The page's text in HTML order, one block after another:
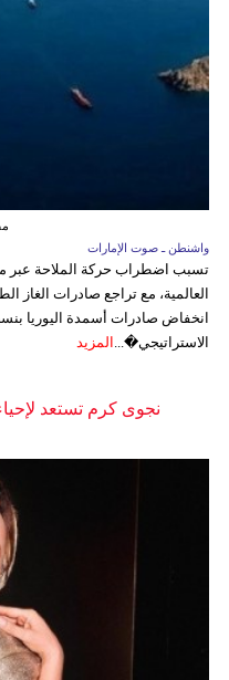
واشنطن ـ صوت الإمارات
تسبب اضطراب حركة الملاحة عبر
الاستراتيجي�... المزيد
نجوى كرم تستعد لإحياء